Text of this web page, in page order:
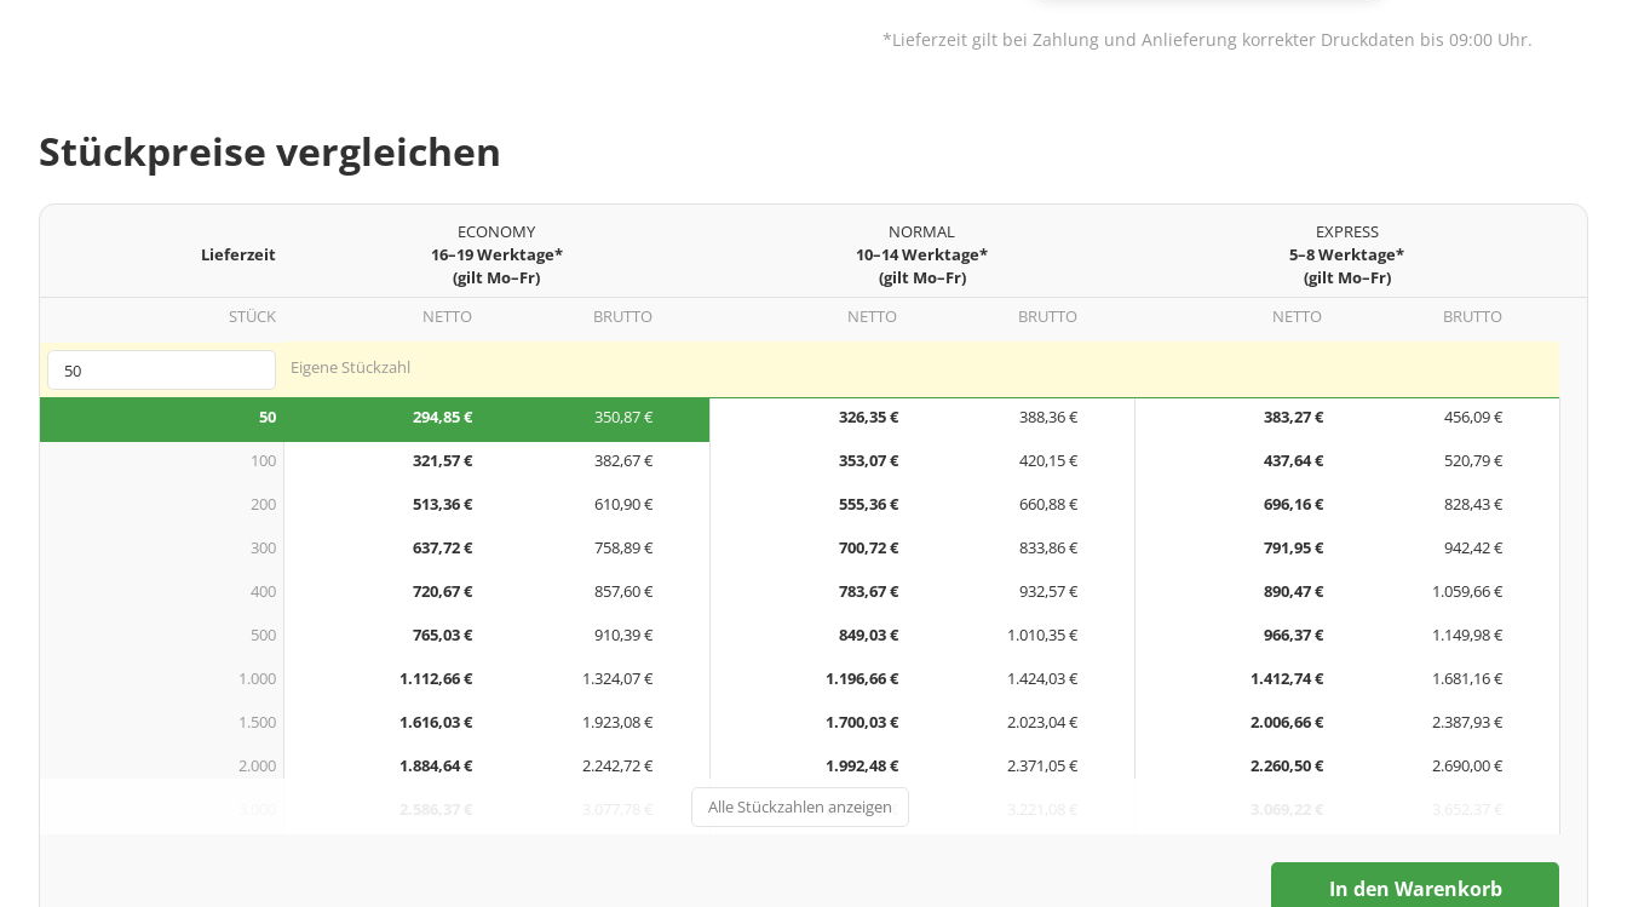
*Lieferzeit gilt bei Zahlung und Anlieferung korrekter Druckdaten bis 09:00 Uhr.
Stückpreise vergleichen
Lieferzeit
ECONOMY
16–19 Werktage*
(gilt Mo–Fr)
NORMAL
10–14 Werktage*
(gilt Mo–Fr)
EXPRESS
5–8 Werktage*
(gilt Mo–Fr)
STÜCK
NETTO BRUTTO NETTO BRUTTO NETTO BRUTTO
Eigene Stückzahl
50 294,85 € 350,87 € 326,35 € 388,36 € 383,27 €
456,09 €
100
321,57 € 382,67 € 353,07 € 420,15 € 437,64 €
520,79 €
200
513,36 € 610,90 € 555,36 € 660,88 € 696,16 €
828,43 €
300
637,72 € 758,89 € 700,72 € 833,86 € 791,95 €
942,42 €
400
720,67 € 857,60 € 783,67 € 932,57 € 890,47 €
1.059,66 €
500
765,03 € 910,39 € 849,03 € 1.010,35 € 966,37 €
1.149,98 €
1.000
1.112,66 € 1.324,07 € 1.196,66 € 1.424,03 € 1.412,74 €
1.681,16 €
1.500
1.616,03 € 1.923,08 € 1.700,03 € 2.023,04 € 2.006,66 €
2.387,93 €
2.000
1.884,64 € 2.242,72 € 1.992,48 € 2.371,05 € 2.260,50 €
2.690,00 €
2.706,79 €
Alle Stückzahlen anzeigen
In den Warenkorb